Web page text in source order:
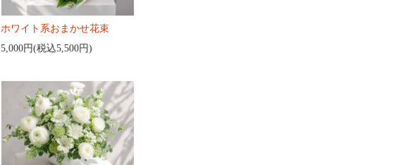
ホワイト系おまかせ花束
5,000円(税込5,500円)